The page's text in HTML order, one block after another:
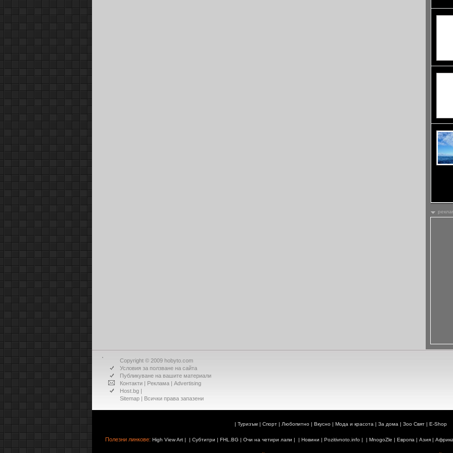
Copyright © 2009 hobyto.com
Условия за ползване на сайта
Публикуване на вашите материали
Контакти | Реклама | Advertising
Host.bg |
Sitemap | Всички права запазени
| Туризъм| Спорт| Любопитно| Вкусно| Мода и красота | За дома | Зоо Свят| E-Shop
Полезни линкове: High View Art| | Субтитри | FHL.BG | Очи на четири лапи | | Новини | Pozitivnoto.info| | MnogoZle | Европа | Азия| Африка